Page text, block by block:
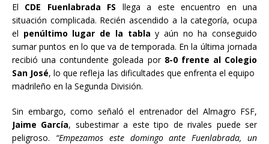
El CDE Fuenlabrada FS llega a este encuentro en una
situación complicada. Recién ascendido a la categoría, ocupa
el penúltimo lugar de la tabla y aún no ha conseguido
sumar puntos en lo que va de temporada. En la última jornada
recibió una contundente goleada por 8-0 frente al Colegio
San José, lo que refleja las dificultades que enfrenta el equipo
madrileño en la Segunda División.
Sin embargo, como señaló el entrenador del Almagro FSF,
Jaime García, subestimar a este tipo de rivales puede ser
peligroso. “Empezamos este domingo ante Fuenlabrada, un